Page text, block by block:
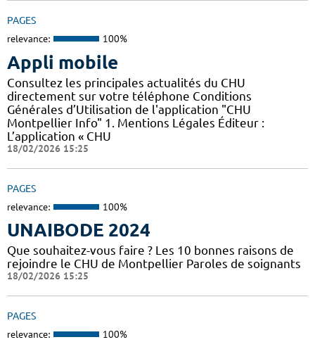
PAGES
relevance: 100%
Appli mobile
Consultez les principales actualités du CHU
directement sur votre téléphone Conditions
Générales d’Utilisation de l'application "CHU
Montpellier Info" 1. Mentions Légales Éditeur :
L’application « CHU
18/02/2026 15:25
PAGES
relevance: 100%
UNAIBODE 2024
Que souhaitez-vous faire ? Les 10 bonnes raisons de
rejoindre le CHU de Montpellier Paroles de soignants
18/02/2026 15:25
PAGES
relevance: 100%